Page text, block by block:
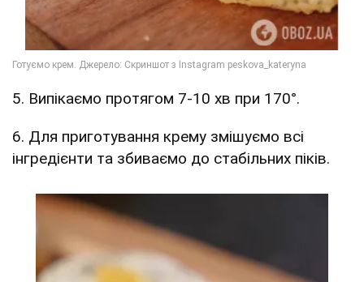
5. Випікаємо протягом 7-10 хв при 170°.
6. Для приготування крему змішуємо всі
інгредієнти та збиваємо до стабільних піків.